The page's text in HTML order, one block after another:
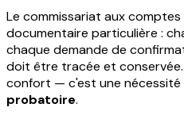
Le commissariat aux
documentaire particulière :
chaque demande de
doit être tracée et
confort — c'est une nécessité
probatoire.